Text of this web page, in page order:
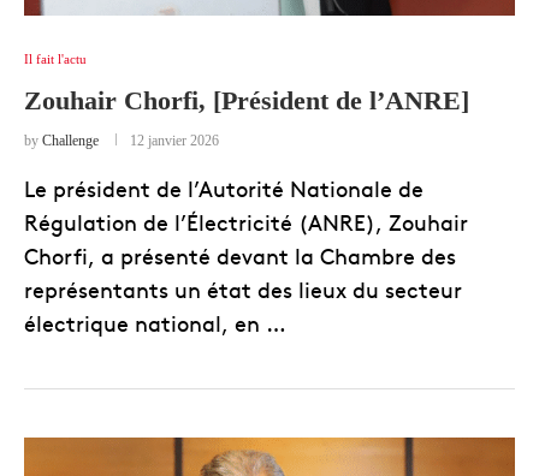
Il fait l'actu
Zouhair Chorfi, [Président de l’ANRE]
by Challenge 12 janvier 2026
Le président de l’Autorité Nationale de
Régulation de l’Électricité (ANRE), Zouhair
Chorfi, a présenté devant la Chambre des
représentants un état des lieux du secteur
électrique national, en …